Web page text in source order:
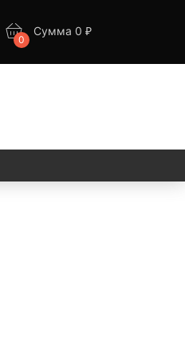
0
Сумма 0 ₽